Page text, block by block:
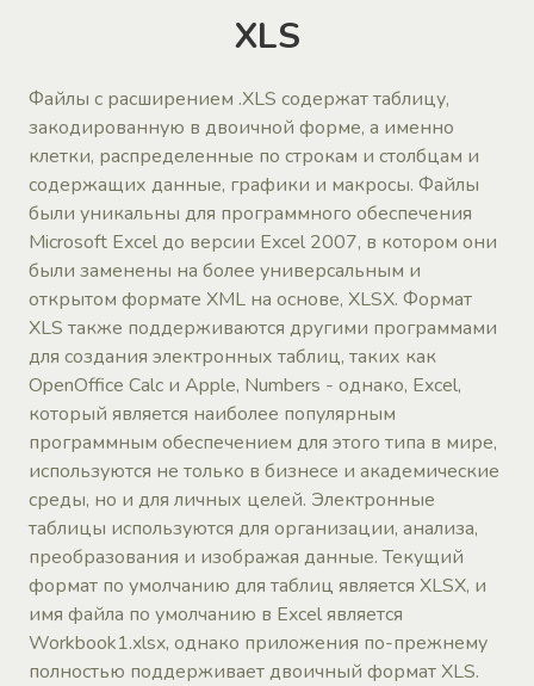
XLS
Файлы с расширением .XLS содержат таблицу,
закодированную в двоичной форме, а именно
клетки, распределенные по строкам и столбцам и
содержащих данные, графики и макросы. Файлы
были уникальны для программного обеспечения
Microsoft Excel до версии Excel 2007, в котором они
были заменены на более универсальным и
открытом формате XML на основе, XLSX. Формат
XLS также поддерживаются другими программами
для создания электронных таблиц, таких как
OpenOffice Calc и Apple, Numbers - однако, Excel,
который является наиболее популярным
программным обеспечением для этого типа в мире,
используются не только в бизнесе и академические
среды, но и для личных целей. Электронные
таблицы используются для организации, анализа,
преобразования и изображая данные. Текущий
формат по умолчанию для таблиц является XLSX, и
имя файла по умолчанию в Excel является
Workbook1.xlsx, однако приложения по-прежнему
полностью поддерживает двоичный формат XLS.